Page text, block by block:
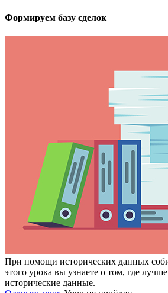
Формируем базу сделок
При помощи исторических данных
этого урока вы узнаете о том, где
исторические данные.